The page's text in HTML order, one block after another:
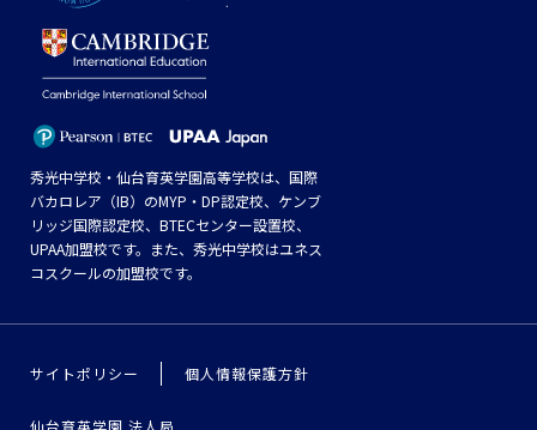
秀光中学校・仙台育英学園高等学校は、国際
バカロレア（IB）のMYP・DP認定校、ケンブ
リッジ国際認定校、BTECセンター設置校、
UPAA加盟校です。また、秀光中学校はユネス
コスクールの加盟校です。
サイトポリシー 個人情報保護方針